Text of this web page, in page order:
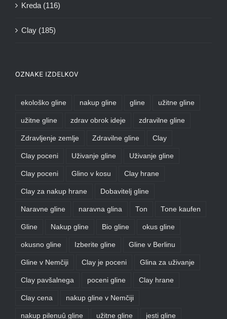
Kreda (116)
Clay (185)
OZNAKE IZDELKOV
ekološko gline nakup gline gline užitne gline
užitne gline zdrav obrok ideje zdravilne gline
Zdravljenje zemlje Zdravilne gline Clay
Clay poceni Uživanje gline Uživanje gline
Clay poceni Glino v kosu Clay hrane
Clay za nakup hrane Dobavitelj gline
Naravne gline naravna glina Ton Tone kaufen
Gline Nakup gline Bio gline okus gline
okusno gline Izberite gline Gline v Berlinu
Gline v Nemčiji Clay je poceni Glina za uživanje
Clay pavšalnega poceni gline Clay hrane
Clay cena nakup gline v Nemčiji
nakup pilenuû gline užitne gline jesti gline